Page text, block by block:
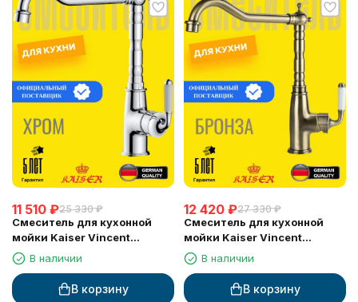
11 510 ₽25 330 ₽
Смеситель для кухонной
мойки Kaiser Vincent
(31544), хром
В наличии
В корзину
12 420 ₽27 330 ₽
Смеситель для кухонной
мойки Kaiser Vincent
(31544-1), бронза
В наличии
В корзину